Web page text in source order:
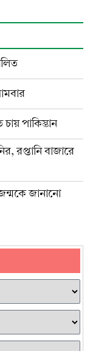
পাকিস্তান
রপ্তানি বাজারে
জানানো